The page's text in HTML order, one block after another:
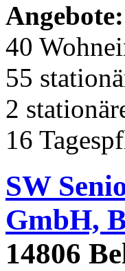
Angebote:
40
55
2
16
SW
GmbH,
14806